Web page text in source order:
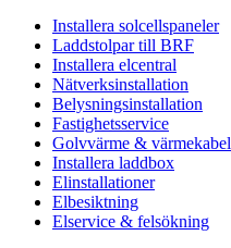
Installera solcellspaneler
Laddstolpar till BRF
Installera elcentral
Nätverksinstallation
Belysningsinstallation
Fastighetsservice
Golvvärme & värmekabel
Installera laddbox
Elinstallationer
Elbesiktning
Elservice & felsökning